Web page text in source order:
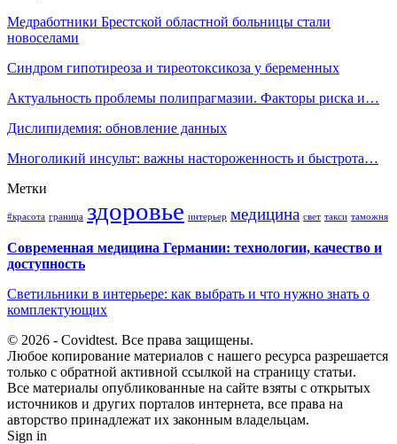
Медработники Брестской областной больницы стали
новоселами
Синдром гипотиреоза и тиреотоксикоза у беременных
Актуальность проблемы полипрагмазии. Факторы риска и…
Дислипидемия: обновление данных
Многоликий инсульт: важны настороженность и быстрота…
Метки
#красота граница здоровье интерьер медицина свет такси таможня
Современная медицина Германии: технологии, качество и
доступность
Светильники в интерьере: как выбрать и что нужно знать о
комплектующих
© 2026 - Covidtest. Все права защищены.
Любое копирование материалов с нашего ресурса разрешается
только с обратной активной ссылкой на страницу статьи.
Все материалы опубликованные на сайте взяты с открытых
источников и других порталов интернета, все права на
авторство принадлежат их законным владельцам.
Sign in